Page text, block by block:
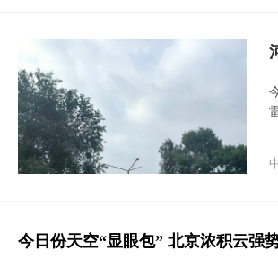
今日份天空“显眼包” 北京浓积云强